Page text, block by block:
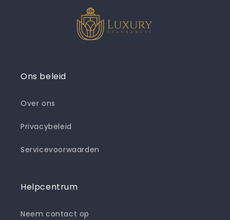
Ons beleid
Over ons
Privacybeleid
Servicevoorwaarden
Helpcentrum
Neem contact op